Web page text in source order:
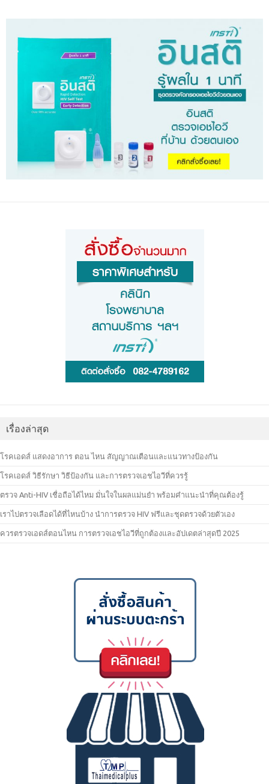
เรื่องล่าสุด
โรคเอดส์ แสดงอาการ ตอน ไหน สัญญาณเตือนและแนวทางป้องกัน
โรคเอดส์ วิธีรักษา วิธีป้องกัน และการตรวจเอชไอวีที่ควรรู้
ตรวจ Anti-HIV เชื่อถือได้ไหม มั่นใจในผลแม่นยำ พร้อมคำแนะนำที่คุณต้องรู้
เราไปตรวจเลือดได้ที่ไหนบ้าง นำการตรวจ HIV ฟรีและชุดตรวจด้วยตัวเอง
ควรตรวจเอดส์ตอนไหน การตรวจเอชไอวีที่ถูกต้องและอัปเดตล่าสุดปี 2025